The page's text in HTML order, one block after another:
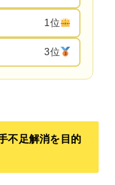
1位
3位
不足解消を目的